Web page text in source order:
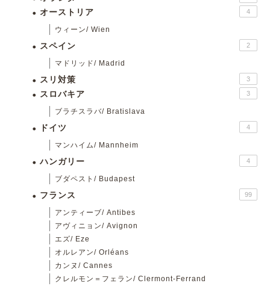
オーストリア 4
ウィーン/ Wien
スペイン 2
マドリッド/ Madrid
スリ対策 3
スロバキア 3
ブラチスラバ/ Bratislava
ドイツ 4
マンハイム/ Mannheim
ハンガリー 4
ブダペスト/ Budapest
フランス 99
アンティーブ/ Antibes
アヴィニョン/ Avignon
エズ/ Eze
オルレアン/ Orléans
カンヌ/ Cannes
クレルモン＝フェラン/ Clermont-Ferrand